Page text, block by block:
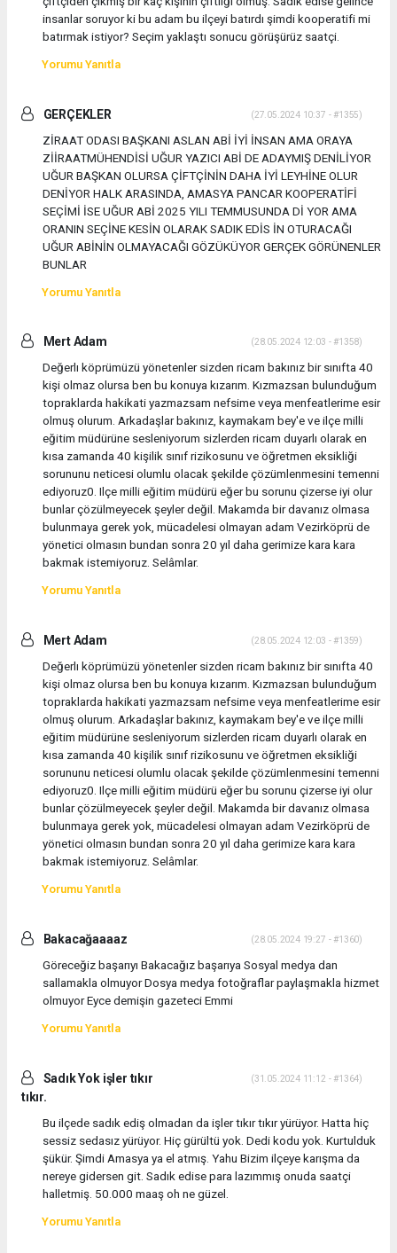
insanlar soruyor ki bu adam bu ilçeyi batırdı şimdi kooperatifi mi
batırmak istiyor? Seçim yaklaştı sonucu görüşürüz saatçi.
Yorumu Yanıtla
GERÇEKLER (27.05.2024 10:37 - #1355)
ZİRAAT ODASI BAŞKANI ASLAN ABİ İYİ İNSAN AMA ORAYA
ZİİRAATMÜHENDİSİ UĞUR YAZICI ABİ DE ADAYMIŞ DENİLİYOR
UĞUR BAŞKAN OLURSA ÇİFTÇİNİN DAHA İYİ LEYHİNE OLUR
DENİYOR HALK ARASINDA, AMASYA PANCAR KOOPERATİFİ
SEÇİMİ İSE UĞUR ABİ 2025 YILI TEMMUSUNDA Dİ YOR AMA
ORANIN SEÇİNE KESİN OLARAK SADIK EDİS İN OTURACAĞI
UĞUR ABİNİN OLMAYACAĞI GÖZÜKÜYOR GERÇEK GÖRÜNENLER
BUNLAR
Yorumu Yanıtla
Mert Adam (28.05.2024 12:03 - #1358)
Değerlı köprümüzü yönetenler sizden ricam bakınız bir sınıfta 40
kişi olmaz olursa ben bu konuya kızarım. Kızmazsan bulunduğum
topraklarda hakikati yazmazsam nefsime veya menfeatlerime esir
olmuş olurum. Arkadaşlar bakınız, kaymakam bey'e ve ilçe milli
eğitim müdürüne sesleniyorum sizlerden ricam duyarlı olarak en
kısa zamanda 40 kişilik sınıf rizikosunu ve öğretmen eksikliği
sorununu neticesi olumlu olacak şekilde çözümlenmesini temenni
ediyoruz0. Ilçe milli eğitim müdürü eğer bu sorunu çizerse iyi olur
bunlar çözülmeyecek şeyler değil. Makamda bir davanız olmasa
bulunmaya gerek yok, mücadelesi olmayan adam Vezirköprü de
yönetici olmasın bundan sonra 20 yıl daha gerimize kara kara
bakmak istemiyoruz. Selâmlar.
Yorumu Yanıtla
Mert Adam (28.05.2024 12:03 - #1359)
Değerlı köprümüzü yönetenler sizden ricam bakınız bir sınıfta 40
kişi olmaz olursa ben bu konuya kızarım. Kızmazsan bulunduğum
topraklarda hakikati yazmazsam nefsime veya menfeatlerime esir
olmuş olurum. Arkadaşlar bakınız, kaymakam bey'e ve ilçe milli
eğitim müdürüne sesleniyorum sizlerden ricam duyarlı olarak en
kısa zamanda 40 kişilik sınıf rizikosunu ve öğretmen eksikliği
sorununu neticesi olumlu olacak şekilde çözümlenmesini temenni
ediyoruz0. Ilçe milli eğitim müdürü eğer bu sorunu çizerse iyi olur
bunlar çözülmeyecek şeyler değil. Makamda bir davanız olmasa
bulunmaya gerek yok, mücadelesi olmayan adam Vezirköprü de
yönetici olmasın bundan sonra 20 yıl daha gerimize kara kara
bakmak istemiyoruz. Selâmlar.
Yorumu Yanıtla
Bakacağaaaaz (28.05.2024 19:27 - #1360)
Göreceğiz başarıyı Bakacağız başarıya Sosyal medya dan
sallamakla olmuyor Dosya medya fotoğraflar paylaşmakla hizmet
olmuyor Eyce demişin gazeteci Emmi
Yorumu Yanıtla
Sadık Yok işler tıkır
tıkır.
(31.05.2024 11:12 - #1364)
Bu ilçede sadık ediş olmadan da işler tıkır tıkır yürüyor. Hatta hiç
sessiz sedasız yürüyor. Hiç gürültü yok. Dedi kodu yok. Kurtulduk
şükür. Şimdi Amasya ya el atmış. Yahu Bizim ilçeye karışma da
nereye gidersen git. Sadık edise para lazımmış onuda saatçi
halletmiş. 50.000 maaş oh ne güzel.
Yorumu Yanıtla